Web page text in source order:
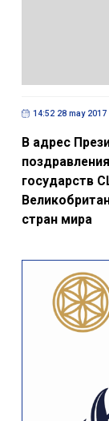
14:52 28 may 2017
В адрес
государств
стран мира